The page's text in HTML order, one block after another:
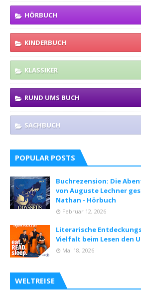
HÖRBUCH
KINDERBUCH
KLASSIKER
RUND UMS BUCH
SACHBUCH
POPULAR POSTS
Buchrezension: Die
von Auguste Lechner
Nathan - Hörbuch
Februar 12, 2026
Literarische
Vielfalt beim Lesen den
Mai 18, 2026
WELTREISE